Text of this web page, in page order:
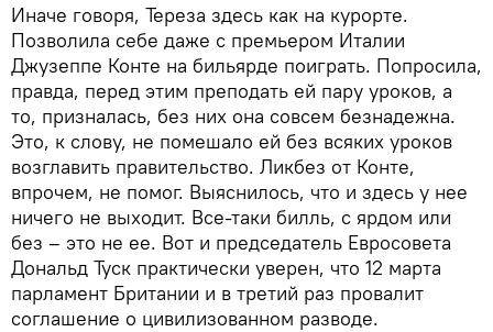
Иначе говоря, Тереза здесь как на курорте.
Позволила себе даже с премьером Италии
Джузеппе Конте на бильярде поиграть. Попросила,
правда, перед этим преподать ей пару уроков, а
то, призналась, без них она совсем безнадежна.
Это, к слову, не помешало ей без всяких уроков
возглавить правительство. Ликбез от Конте,
впрочем, не помог. Выяснилось, что и здесь у нее
ничего не выходит. Все-таки билль, с ярдом или
без – это не ее. Вот и председатель Евросовета
Дональд Туск практически уверен, что 12 марта
парламент Британии и в третий раз провалит
соглашение о цивилизованном разводе.